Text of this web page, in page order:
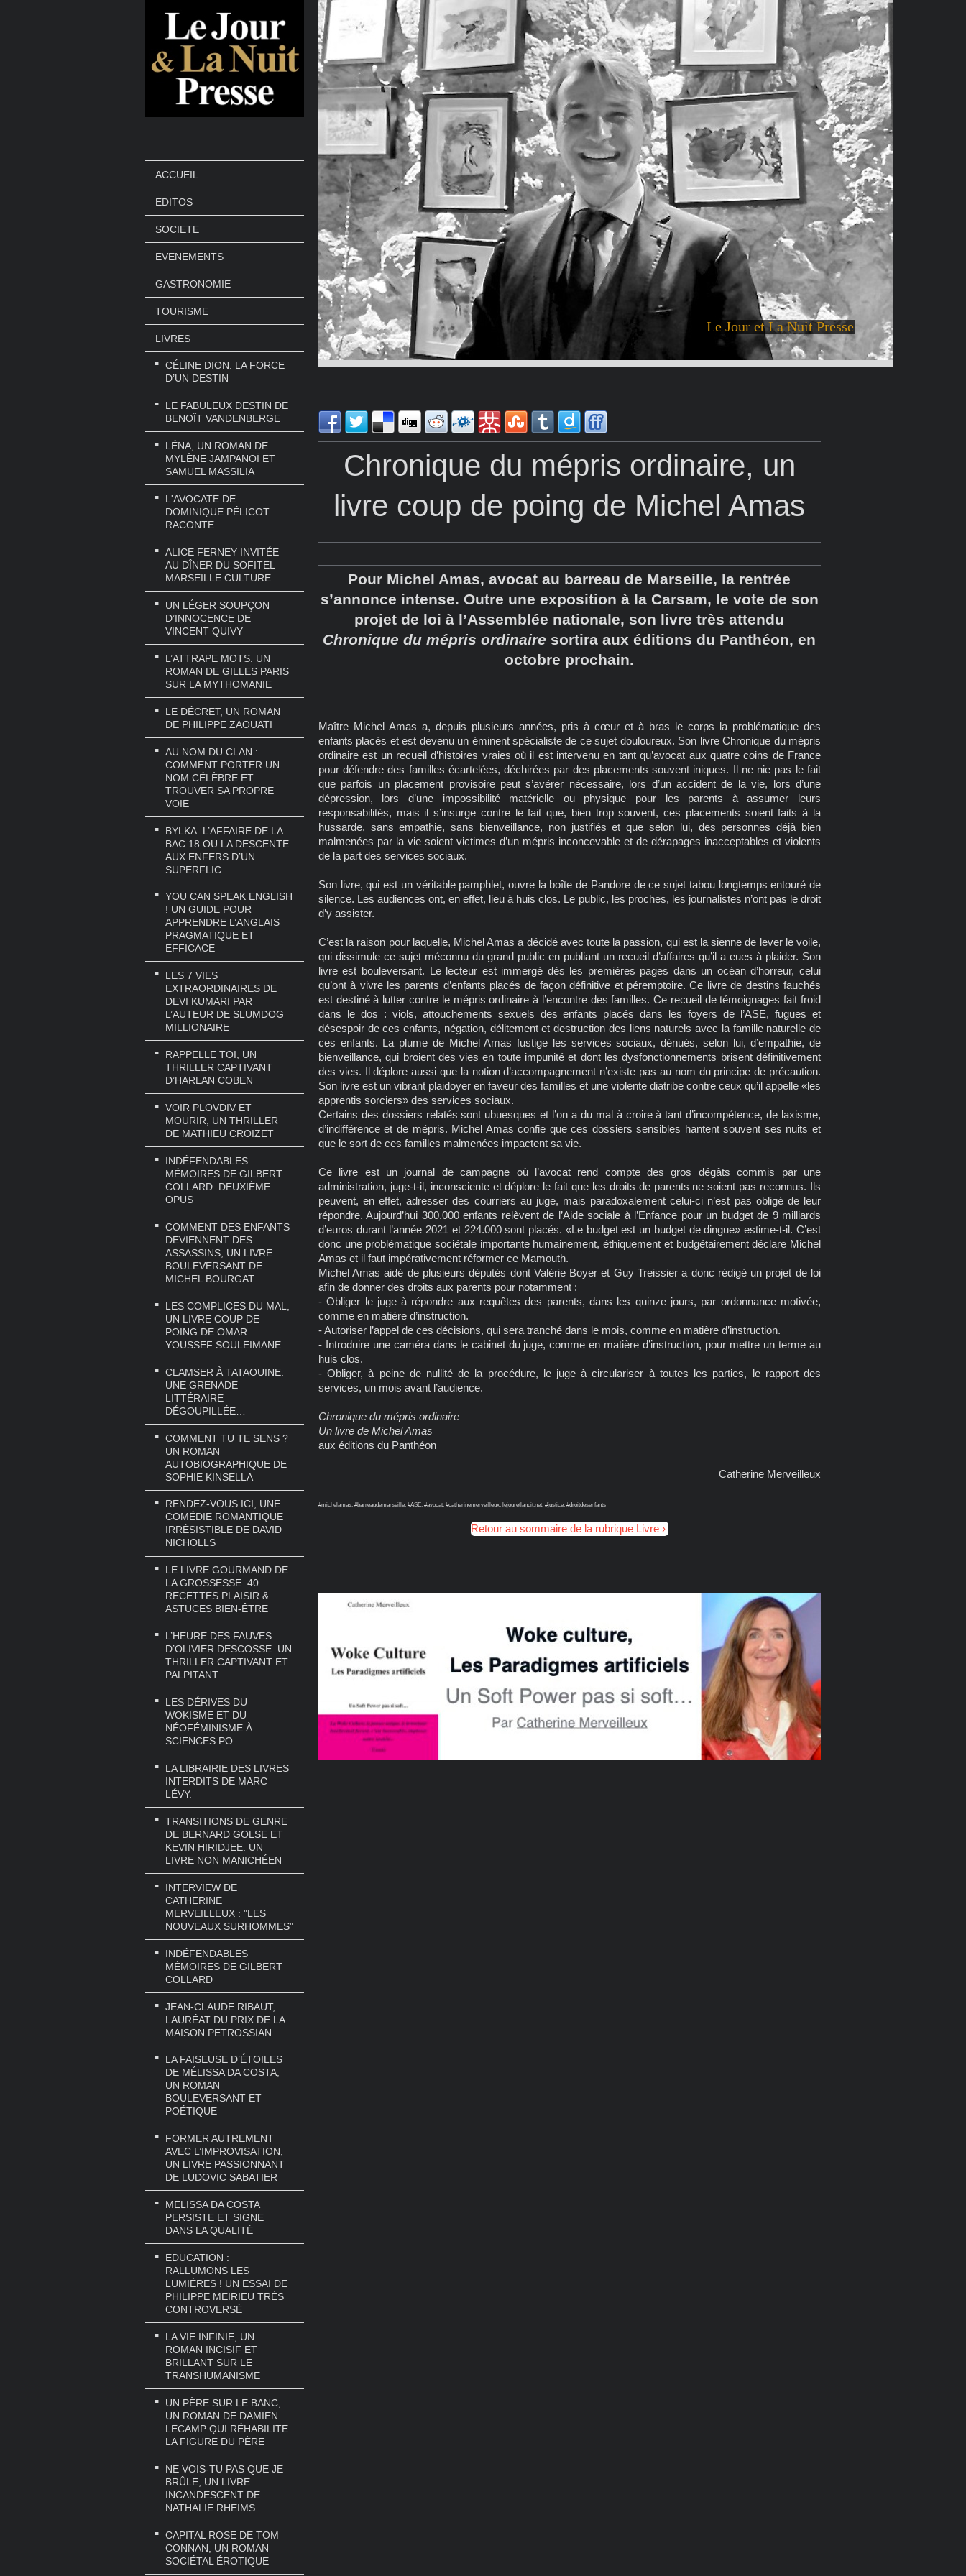
ACCUEIL
EDITOS
SOCIETE
EVENEMENTS
GASTRONOMIE
TOURISME
LIVRES
CÉLINE DION. LA FORCE
D’UN DESTIN
LE FABULEUX DESTIN DE
BENOÎT VANDENBERGE
LÉNA, UN ROMAN DE
MYLÈNE JAMPANOÏ ET
SAMUEL MASSILIA
L'AVOCATE DE
DOMINIQUE PÉLICOT
RACONTE.
ALICE FERNEY INVITÉE
AU DÎNER DU SOFITEL
MARSEILLE CULTURE
UN LÉGER SOUPÇON
D’INNOCENCE DE
VINCENT QUIVY
L’ATTRAPE MOTS. UN
ROMAN DE GILLES PARIS
SUR LA MYTHOMANIE
LE DÉCRET, UN ROMAN
DE PHILIPPE ZAOUATI
AU NOM DU CLAN :
COMMENT PORTER UN
NOM CÉLÈBRE ET
TROUVER SA PROPRE
VOIE
BYLKA. L’AFFAIRE DE LA
BAC 18 OU LA DESCENTE
AUX ENFERS D’UN
SUPERFLIC
YOU CAN SPEAK ENGLISH
! UN GUIDE POUR
APPRENDRE L’ANGLAIS
PRAGMATIQUE ET
EFFICACE
LES 7 VIES
EXTRAORDINAIRES DE
DEVI KUMARI PAR
L’AUTEUR DE SLUMDOG
MILLIONAIRE
RAPPELLE TOI, UN
THRILLER CAPTIVANT
D’HARLAN COBEN
VOIR PLOVDIV ET
MOURIR, UN THRILLER
DE MATHIEU CROIZET
INDÉFENDABLES
MÉMOIRES DE GILBERT
COLLARD. DEUXIÈME
OPUS
COMMENT DES ENFANTS
DEVIENNENT DES
ASSASSINS, UN LIVRE
BOULEVERSANT DE
MICHEL BOURGAT
LES COMPLICES DU MAL,
UN LIVRE COUP DE
POING DE OMAR
YOUSSEF SOULEIMANE
CLAMSER À TATAOUINE.
UNE GRENADE
LITTÉRAIRE
DÉGOUPILLÉE…
COMMENT TU TE SENS ?
UN ROMAN
AUTOBIOGRAPHIQUE DE
SOPHIE KINSELLA
RENDEZ-VOUS ICI, UNE
COMÉDIE ROMANTIQUE
IRRÉSISTIBLE DE DAVID
NICHOLLS
LE LIVRE GOURMAND DE
LA GROSSESSE. 40
RECETTES PLAISIR &
ASTUCES BIEN-ÊTRE
L’HEURE DES FAUVES
D’OLIVIER DESCOSSE. UN
THRILLER CAPTIVANT ET
PALPITANT
LES DÉRIVES DU
WOKISME ET DU
NÉOFÉMINISME À
SCIENCES PO
LA LIBRAIRIE DES LIVRES
INTERDITS DE MARC
LÉVY.
TRANSITIONS DE GENRE
DE BERNARD GOLSE ET
KEVIN HIRIDJEE. UN
LIVRE NON MANICHÉEN
INTERVIEW DE
CATHERINE
MERVEILLEUX : "LES
NOUVEAUX SURHOMMES"
INDÉFENDABLES
MÉMOIRES DE GILBERT
COLLARD
JEAN-CLAUDE RIBAUT,
LAURÉAT DU PRIX DE LA
MAISON PETROSSIAN
LA FAISEUSE D’ÉTOILES
DE MÉLISSA DA COSTA,
UN ROMAN
BOULEVERSANT ET
POÉTIQUE
FORMER AUTREMENT
AVEC L’IMPROVISATION,
UN LIVRE PASSIONNANT
DE LUDOVIC SABATIER
MELISSA DA COSTA
PERSISTE ET SIGNE
DANS LA QUALITÉ
EDUCATION :
RALLUMONS LES
LUMIÈRES ! UN ESSAI DE
PHILIPPE MEIRIEU TRÈS
CONTROVERSÉ
LA VIE INFINIE, UN
ROMAN INCISIF ET
BRILLANT SUR LE
TRANSHUMANISME
UN PÈRE SUR LE BANC,
UN ROMAN DE DAMIEN
LECAMP QUI RÉHABILITE
LA FIGURE DU PÈRE
NE VOIS-TU PAS QUE JE
BRÛLE, UN LIVRE
INCANDESCENT DE
NATHALIE RHEIMS
CAPITAL ROSE DE TOM
CONNAN, UN ROMAN
SOCIÉTAL ÉROTIQUE
Le Jour et La Nuit Presse
Chronique du mépris ordinaire, un
livre coup de poing de Michel Amas
Pour Michel Amas, avocat au barreau de Marseille, la rentrée
s’annonce intense. Outre une exposition à la Carsam, le vote de son
projet de loi à l’Assemblée nationale, son livre très attendu
Chronique du mépris ordinaire sortira aux éditions du Panthéon, en
octobre prochain.
Maître Michel Amas a, depuis plusieurs années, pris à cœur et à bras le corps la problématique des
enfants placés et est devenu un éminent spécialiste de ce sujet douloureux. Son livre Chronique du mépris
ordinaire est un recueil d’histoires vraies où il est intervenu en tant qu’avocat aux quatre coins de France
pour défendre des familles écartelées, déchirées par des placements souvent iniques. Il ne nie pas le fait
que parfois un placement provisoire peut s’avérer nécessaire, lors d’un accident de la vie, lors d’une
dépression, lors d’une impossibilité matérielle ou physique pour les parents à assumer leurs
responsabilités, mais il s’insurge contre le fait que, bien trop souvent, ces placements soient faits à la
hussarde, sans empathie, sans bienveillance, non justifiés et que selon lui, des personnes déjà bien
malmenées par la vie soient victimes d’un mépris inconcevable et de dérapages inacceptables et violents
de la part des services sociaux.
Son livre, qui est un véritable pamphlet, ouvre la boîte de Pandore de ce sujet tabou longtemps entouré de
silence. Les audiences ont, en effet, lieu à huis clos. Le public, les proches, les journalistes n’ont pas le droit
d’y assister.
C’est la raison pour laquelle, Michel Amas a décidé avec toute la passion, qui est la sienne de lever le voile,
qui dissimule ce sujet méconnu du grand public en publiant un recueil d’affaires qu’il a eues à plaider. Son
livre est bouleversant. Le lecteur est immergé dès les premières pages dans un océan d’horreur, celui
qu’ont à vivre les parents d’enfants placés de façon définitive et péremptoire. Ce livre de destins fauchés
est destiné à lutter contre le mépris ordinaire à l’encontre des familles. Ce recueil de témoignages fait froid
dans le dos : viols, attouchements sexuels des enfants placés dans les foyers de l’ASE, fugues et
désespoir de ces enfants, négation, délitement et destruction des liens naturels avec la famille naturelle de
ces enfants. La plume de Michel Amas fustige les services sociaux, dénués, selon lui, d’empathie, de
bienveillance, qui broient des vies en toute impunité et dont les dysfonctionnements brisent définitivement
des vies. Il déplore aussi que la notion d’accompagnement n’existe pas au nom du principe de précaution.
Son livre est un vibrant plaidoyer en faveur des familles et une violente diatribe contre ceux qu’il appelle «les
apprentis sorciers» des services sociaux.
Certains des dossiers relatés sont ubuesques et l’on a du mal à croire à tant d’incompétence, de laxisme,
d’indifférence et de mépris. Michel Amas confie que ces dossiers sensibles hantent souvent ses nuits et
que le sort de ces familles malmenées impactent sa vie.
Ce livre est un journal de campagne où l’avocat rend compte des gros dégâts commis par une
administration, juge-t-il, inconsciente et déplore le fait que les droits de parents ne soient pas reconnus. Ils
peuvent, en effet, adresser des courriers au juge, mais paradoxalement celui-ci n’est pas obligé de leur
répondre. Aujourd’hui 300.000 enfants relèvent de l’Aide sociale à l’Enfance pour un budget de 9 milliards
d’euros durant l’année 2021 et 224.000 sont placés. «Le budget est un budget de dingue» estime-t-il. C’est
donc une problématique sociétale importante humainement, éthiquement et budgétairement déclare Michel
Amas et il faut impérativement réformer ce Mamouth.
Michel Amas aidé de plusieurs députés dont Valérie Boyer et Guy Treissier a donc rédigé un projet de loi
afin de donner des droits aux parents pour notamment :
- Obliger le juge à répondre aux requêtes des parents, dans les quinze jours, par ordonnance motivée,
comme en matière d’instruction.
- Autoriser l’appel de ces décisions, qui sera tranché dans le mois, comme en matière d’instruction.
- Introduire une caméra dans le cabinet du juge, comme en matière d’instruction, pour mettre un terme au
huis clos.
- Obliger, à peine de nullité de la procédure, le juge à circulariser à toutes les parties, le rapport des
services, un mois avant l’audience.
Chronique du mépris ordinaire
Un livre de Michel Amas
aux éditions du Panthéon
Catherine Merveilleux
#michelamas, #barreaudemarseille, #ASE, #avocat, #catherinemerveilleux, lejouretlanuit.net, #justice, #droitdesenfants
Retour au sommaire de la rubrique Livre